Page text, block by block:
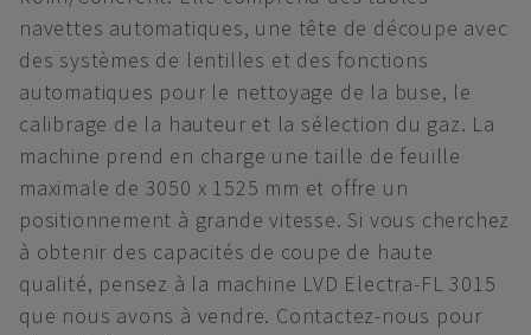
navettes automatiques, une tête de découpe avec
des systèmes de lentilles et des fonctions
automatiques pour le nettoyage de la buse, le
calibrage de la hauteur et la sélection du gaz. La
machine prend en charge une taille de feuille
maximale de 3050 x 1525 mm et offre un
positionnement à grande vitesse. Si vous cherchez
à obtenir des capacités de coupe de haute
qualité, pensez à la machine LVD Electra-FL 3015
que nous avons à vendre. Contactez-nous pour